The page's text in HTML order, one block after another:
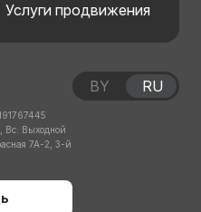
Услуги продвижения
Вс: Выходной
7А-2, 3-й
BY RU